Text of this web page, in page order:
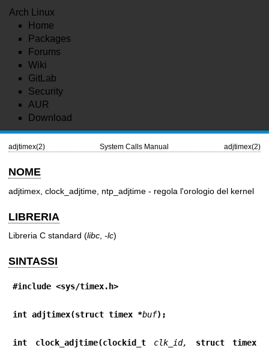
Arch Linux
Home
Packages
Forums
Wiki
GitLab
Security
AUR
Download
adjtimex(2) System Calls Manual adjtimex(2)
NOME
adjtimex, clock_adjtime, ntp_adjtime - regola l'orologio del kernel
LIBRERIA
Libreria C standard (libc -lc)
SINTASSI
#include <sys/timex.h>
int adjtimex(struct timex *buf);
int clock_adjtime(clockid_t clk_id,
struct timex